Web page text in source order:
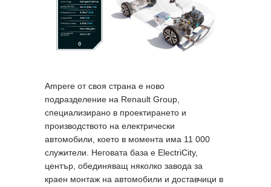
Ampere от своя страна е ново
подразделение на Renault Group,
специализирано в проектирането и
производството на електрически
автомобили, което в момента има 11 000
служители. Неговата база е ElectriCity,
център, обединяващ няколко завода за
краен монтаж на автомобили и доставчици в